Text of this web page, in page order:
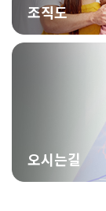
조직도
오시는길